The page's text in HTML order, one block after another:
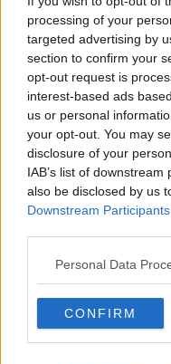
processing of your
targeted advertising by
section to confirm your
opt-out request is
interest-based ads
us or personal
your opt-out. You may
disclosure of your
IAB’s list of
also be disclosed by us
Downstream Participants
Personal Data
CONFIRM
Per quanto riguarda la
forte riguarderà diversi
(Bientina, Buti, Calcinaia,
Ponsacco, Pontedera,
Crespina Lorenzana,
sono interessati i comuni
d'Arno, San Miniato, Santa
provincia di Pisa e